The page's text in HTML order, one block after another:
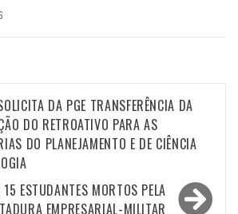
DA PGE TRANSFERÊNCIA DA
DO RETROATIVO PARA AS
DO PLANEJAMENTO E DE CIÊNCIA
ESTUDANTES MORTOS PELA
EMPRESARIAL-MILITAR